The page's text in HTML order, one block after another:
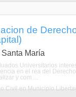
de
María
Universitarios
en el rea del
y com ...
Civil en Municipio